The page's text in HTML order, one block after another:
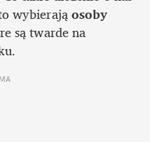
wybierają osoby
są twarde na